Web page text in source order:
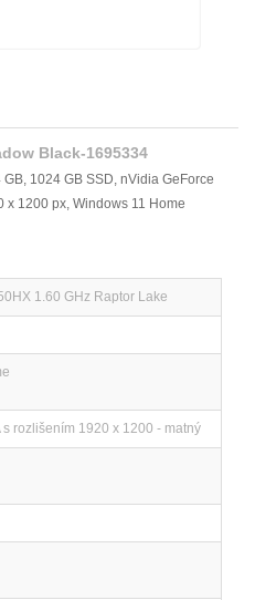
Black-1695334
1024 GB SSD, nVidia GeForce
x 1200 px, Windows 11 Home
1.60 GHz Raptor Lake
s rozlišením 1920 x 1200 - matný